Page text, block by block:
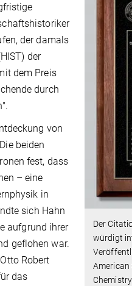
Der
würdigt
American
Chemistry
der damals
der
dem Preis
durch
von
beiden
fest, dass
– eine
in
sich Hahn
aufgrund ihrer
geflohen war.
Robert
das